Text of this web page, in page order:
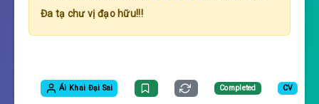
Đa tạ chư vị đạo hữu!!!
Ái Khai Đại Sai Completed CV